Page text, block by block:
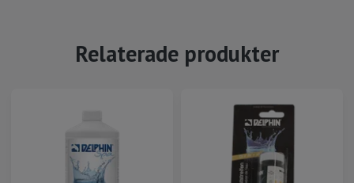
Relaterade produkter